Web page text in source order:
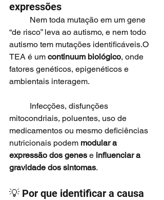
expressões
“de risco” leva ao autismo, e nem todo
autismo tem mutações identificáveis.O
TEA é um continuum biológico, onde
fatores genéticos, epigenéticos e
ambientais interagem.
mitocondriais, poluentes, uso de
medicamentos ou mesmo deficiências
nutricionais podem modular a
expressão dos genes e influenciar a
gravidade dos sintomas.
💡 Por que identificar a causa